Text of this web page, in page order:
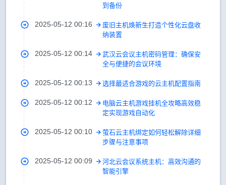
到备份
2025-05-12 00:16
废旧主机焕新生打造个性化云盘收
纳装置
2025-05-12 00:14
武汉云会议主机密码管理：确保安
全与便捷的会议环境
2025-05-12 00:13 选择最适合游戏的云主机配置指南
2025-05-12 00:12
电脑云主机游戏挂机全攻略高效稳
定实现游戏自动化
2025-05-12 00:10
萤石云主机绑定如何轻松解除详细
步骤与注意事项
2025-05-12 00:09
河北云会议系统主机：高效沟通的
智能引擎